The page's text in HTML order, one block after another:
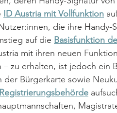
ID Austria mit Vollfunktion
die ihre Handy-
auf die Basisfunktion
mit ihren neuen
– zu erhalten, ist jedoch ein
Bürgerkarte sowie
Registrierungsbehörde